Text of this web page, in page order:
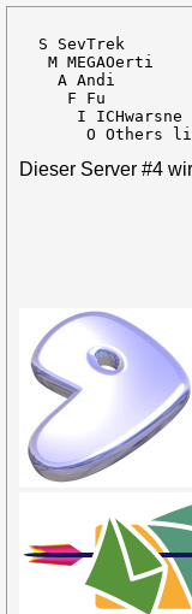
  S SevTrek
   M MEGAOerti
    A Andi
     F Fu
I ICHwarsne
O Others
Dieser Server #4